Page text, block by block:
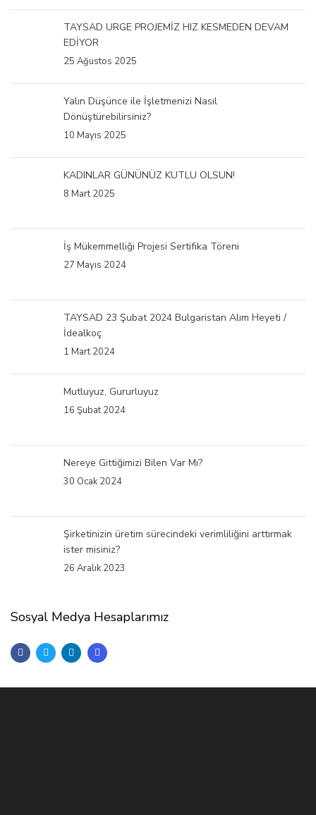
TAYSAD URGE PROJEMİZ HIZ KESMEDEN DEVAM
EDİYOR
25 Ağustos 2025
Yalın Düşünce ile İşletmenizi Nasıl
Dönüştürebilirsiniz?
10 Mayıs 2025
KADINLAR GÜNÜNÜZ KUTLU OLSUN!
8 Mart 2025
İş Mükemmelliği Projesi Sertifika Töreni
27 Mayıs 2024
TAYSAD 23 Şubat 2024 Bulgaristan Alım Heyeti /
İdealkoç
1 Mart 2024
Mutluyuz, Gururluyuz
16 Şubat 2024
Nereye Gittiğimizi Bilen Var Mı?
30 Ocak 2024
Şirketinizin üretim sürecindeki verimliliğini arttırmak
ister misiniz?
26 Aralık 2023
Sosyal Medya Hesaplarımız